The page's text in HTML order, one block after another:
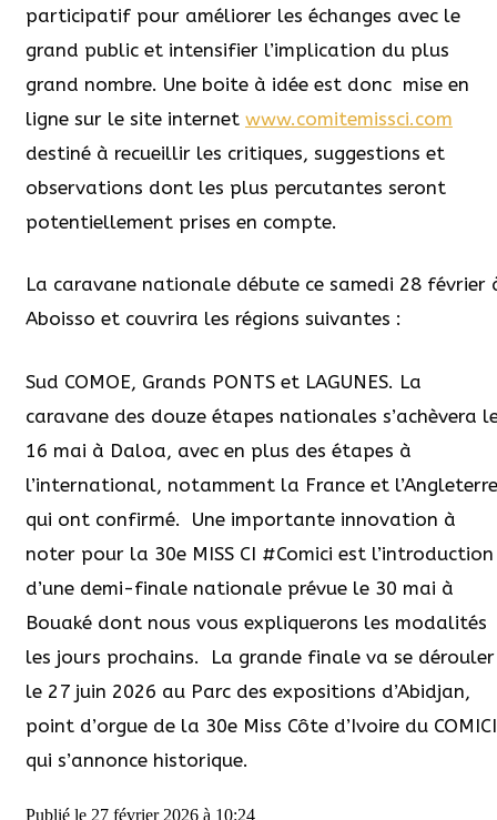
participatif pour améliorer les échanges avec le
grand public et intensifier l’implication du plus
grand nombre. Une boite à idée est donc mise en
ligne sur le site internet www.comitemissci.com
destiné à recueillir les critiques, suggestions et
observations dont les plus percutantes seront
potentiellement prises en compte.
La caravane nationale débute ce samedi 28 février
Aboisso et couvrira les régions suivantes :
Sud COMOE, Grands PONTS et LAGUNES. La
caravane des douze étapes nationales s’achèvera
16 mai à Daloa, avec en plus des étapes à
l’international, notamment la France et
qui ont confirmé.
Une importante innovation à
noter pour la 30e MISS CI #Comici est l’introduction
d’une demi-finale nationale prévue le 30 mai à
Bouaké dont nous vous expliquerons les modalités
les jours prochains.
La grande finale va se dérouler
le 27 juin 2026 au Parc des expositions d’Abidjan,
point d’orgue de la 30e Miss Côte d’Ivoire du COMICI
qui s’annonce historique.
Publié le 27 février 2026 à 10:24